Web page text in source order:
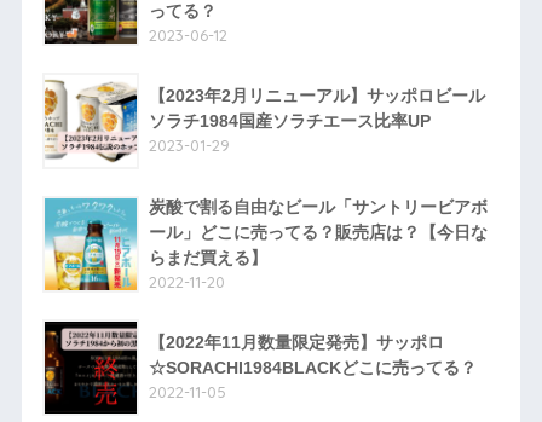
ってる？
2023-06-12
【2023年2月リニューアル】サッポロビール
ソラチ1984国産ソラチエース比率UP
2023-01-29
炭酸で割る自由なビール「サントリービアボ
ール」どこに売ってる？販売店は？【今日な
らまだ買える】
2022-11-20
【2022年11月数量限定発売】サッポロ
☆SORACHI1984BLACKどこに売ってる？
2022-11-05